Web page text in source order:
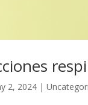
2, 2024 |